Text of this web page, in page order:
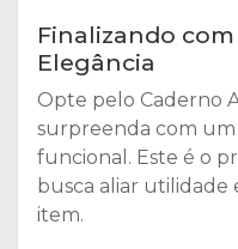
Finalizando
Elegância
Opte pelo Caderno
surpreenda com
funcional. Este é o
busca aliar utilidade
item.